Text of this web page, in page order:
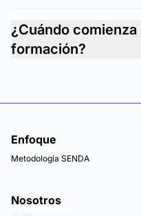
¿Cuándo comienza
formación?
Enfoque
Metodología SENDA
Nosotros